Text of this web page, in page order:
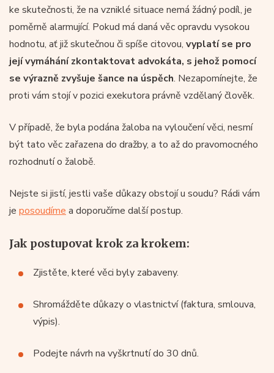
ke skutečnosti, že na vzniklé situace nemá žádný podíl, je
poměrně alarmující. Pokud má daná věc opravdu vysokou
hodnotu, ať již skutečnou či spíše citovou, vyplatí se pro
její vymáhání zkontaktovat advokáta, s jehož pomocí
se výrazně zvyšuje šance na úspěch. Nezapomínejte, že
proti vám stojí v pozici exekutora právně vzdělaný člověk.
V případě, že byla podána žaloba na vyloučení věci, nesmí
být tato věc zařazena do dražby, a to až do pravomocného
rozhodnutí o žalobě.
Nejste si jistí, jestli vaše důkazy obstojí u soudu? Rádi vám
je posoudíme a doporučíme další postup.
Jak postupovat krok za krokem:
Zjistěte, které věci byly zabaveny.
Shromážděte důkazy o vlastnictví (faktura, smlouva,
výpis).
Podejte návrh na vyškrtnutí do 30 dnů.